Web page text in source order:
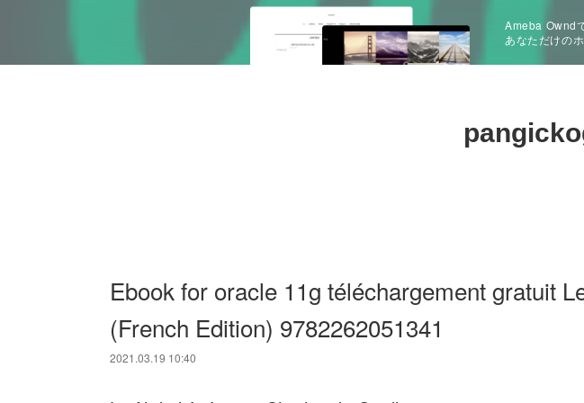
Ameba Ownd
あなただけの
Ebook for oracle 11g téléchargement gratuit
(French Edition) 9782262051341
2021.03.19 10:40